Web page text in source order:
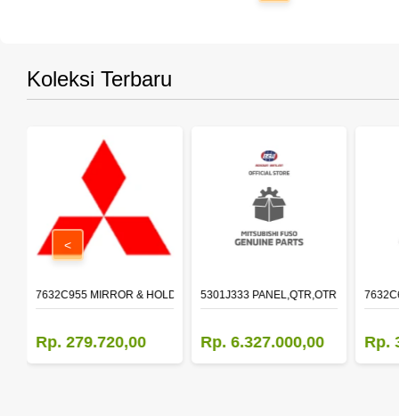
Koleksi Terbaru
15W-40 API CI-4 (200L)
7632C955 MIRROR & HOLDER,DOOR,LH
Rp. 279.720,00
5301J333 PANEL,QTR,OTR LH
Rp. 6.327.000,00 Rp.
<